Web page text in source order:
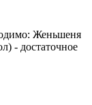
Женьшеня
- достаточное